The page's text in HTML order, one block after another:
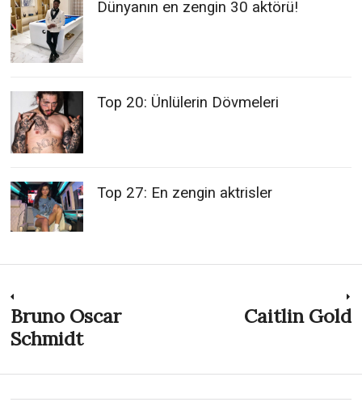
Dünyanın en zengin 30 aktörü!
Top 20: Ünlülerin Dövmeleri
Top 27: En zengin aktrisler
Post
navigation
Previous
post:
Bruno Oscar
Schmidt
Caitlin Gold